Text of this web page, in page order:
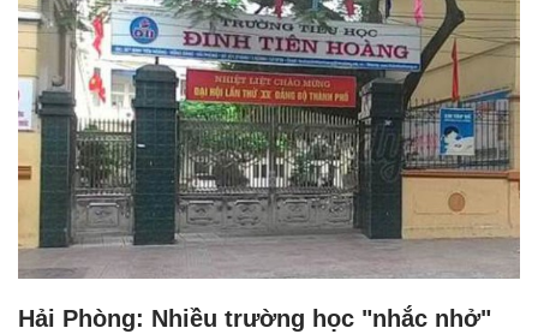
Hải Phòng: Nhiều trường học "nhắc nhở"